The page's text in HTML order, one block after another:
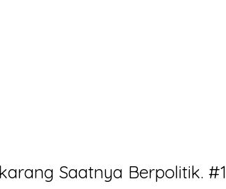
Saatnya Berpolitik. #1